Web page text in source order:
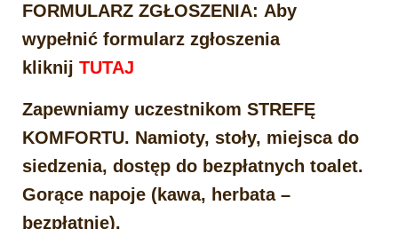
FORMULARZ ZGŁOSZENIA: Aby
wypełnić formularz zgłoszenia
kliknij TUTAJ
Zapewniamy uczestnikom STREFĘ
KOMFORTU. Namioty, stoły, miejsca do
siedzenia, dostęp do bezpłatnych toalet.
Gorące napoje (kawa, herbata –
bezpłatnie).